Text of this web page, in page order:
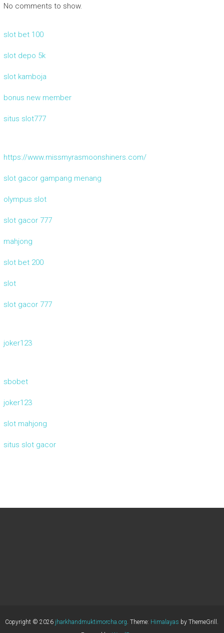
No comments to show.
slot bet 100
slot depo 5k
slot kamboja
bonus new member
situs slot777
https://www.missmyrasmoonshiners.com/
slot gacor gampang menang
olympus slot
slot gacor 777
mahjong
slot bet 200
slot
slot gacor 777
joker123
sbobet
joker123
slot mahjong
situs slot gacor
Copyright © 2026 jharkhandmuktimorcha.org. Theme: Himalayas by ThemeGrill.